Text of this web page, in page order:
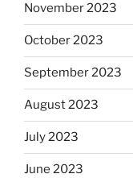
November 2023
October 2023
September 2023
August 2023
July 2023
June 2023